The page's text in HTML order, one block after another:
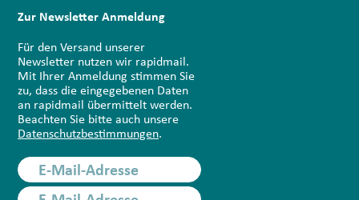
Zur Newsletter Anmeldung
Für den Versand unserer
Newsletter nutzen wir rapidmail.
Mit Ihrer Anmeldung stimmen Sie
zu, dass die eingegebenen Daten
an rapidmail übermittelt werden.
Beachten Sie bitte auch unsere
Datenschutzbestimmungen.
E-Mail-Adresse
Anmelden
E-Mail-Adresse